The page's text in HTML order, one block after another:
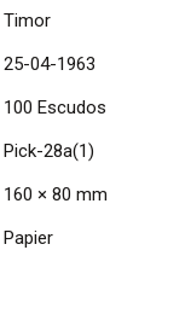
Timor
25-04-1963
100 Escudos
Pick-28a(1)
160 × 80 mm
Papier